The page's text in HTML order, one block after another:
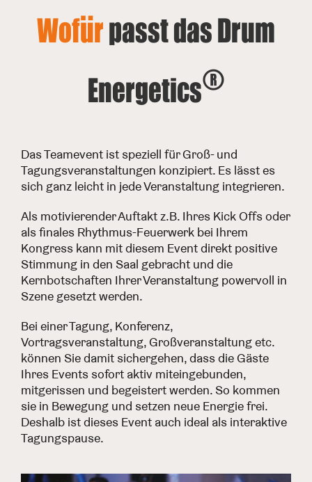
Wofürpasst das Drum
Energetics®
Das Teamevent ist speziell für Groß- und
Tagungsveranstaltungen konzipiert. Es lässt es
sich ganz leicht in jede Veranstaltung integrieren.
Als motivierender Auftakt z.B. Ihres Kick Offs oder
als finales Rhythmus-Feuerwerk bei Ihrem
Kongress kann mit diesem Event direkt positive
Stimmung in den Saal gebracht und die
Kernbotschaften Ihrer Veranstaltung powervoll in
Szene gesetzt werden.
Bei einer Tagung, Konferenz,
Vortragsveranstaltung, Großveranstaltung etc.
können Sie damit sichergehen, dass die Gäste
Ihres Events sofort aktiv miteingebunden,
mitgerissen und begeistert werden. So kommen
sie in Bewegung und setzen neue Energie frei.
Deshalb ist dieses Event auch ideal als interaktive
Tagungspause.